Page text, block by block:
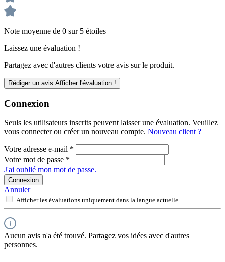
Note moyenne de 0 sur 5 étoiles
Laissez une évaluation !
Partagez avec d'autres clients votre avis sur le produit.
Rédiger un avis Afficher l'évaluation !
Connexion
Seuls les utilisateurs inscrits peuvent laisser une évaluation. Veuillez
vous connecter ou créer un nouveau compte. Nouveau client ?
Votre adresse e-mail *
Votre mot de passe *
J'ai oublié mon mot de passe.
Connexion
Annuler
Afficher les évaluations uniquement dans la langue actuelle.
Aucun avis n'a été trouvé. Partagez vos idées avec d'autres
personnes.